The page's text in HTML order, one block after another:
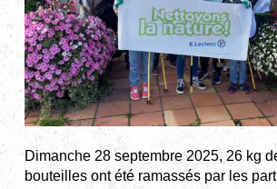
Dimanche 28 septembre 2025, 26 kg
bouteilles ont été ramassés par les